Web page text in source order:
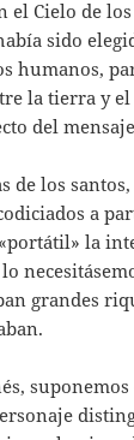
el Cielo de
sido
humanos,
la tierra y el
del
de los
a
la
grandes